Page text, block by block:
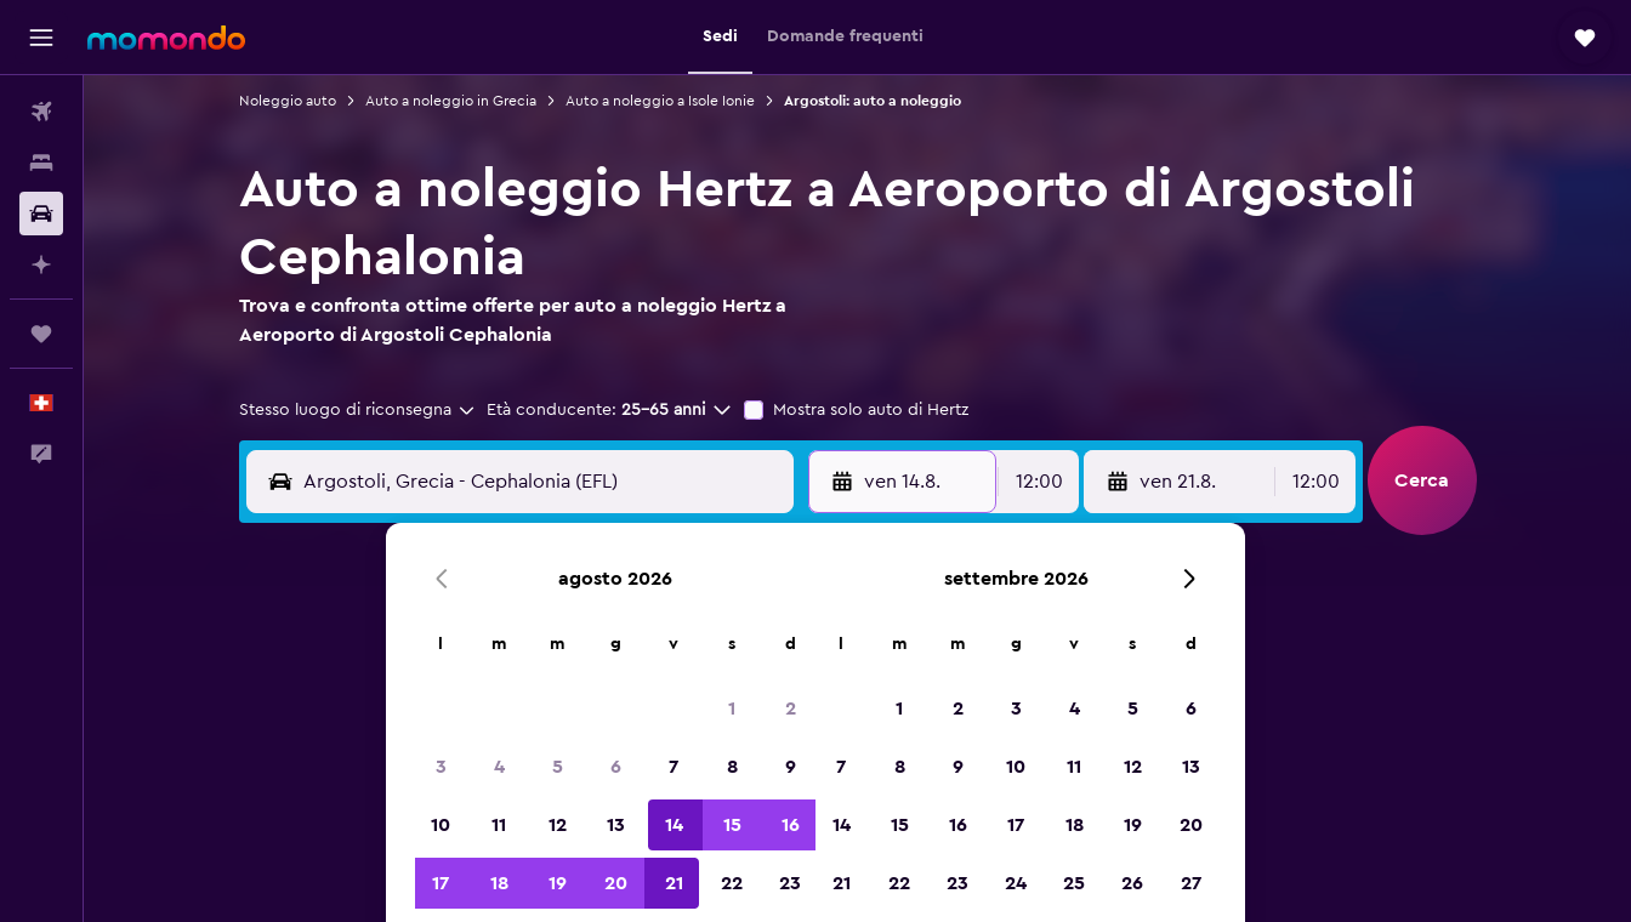
Sedi Domande frequenti
Noleggio auto Auto a noleggio in Grecia Auto a noleggio a Isole Ionie Argostoli: auto a noleggio
Auto a noleggio Hertz a Aeroporto di Argostoli
Cephalonia
Trova e confronta ottime offerte per auto a noleggio Hertz a
Aeroporto di Argostoli Cephalonia
Stesso luogo di riconsegna Età conducente: 25-65 anni Mostra solo auto di Hertz
ven 14.8. 12:00 ven 21.8. 12:00 Cerca
d'Europa 2023
agosto 2026
m m g v s d
1 2
3 4 5 6 7 8 9
10 11 12 13 14 15 16
17 18 19 20 21 22 23
settembre 2026
m m g v s d
1 2 3 4 5 6
7 8 9 10 11 12 13
14 15 16 17 18 19 20
21 22 23 24 25 26 27